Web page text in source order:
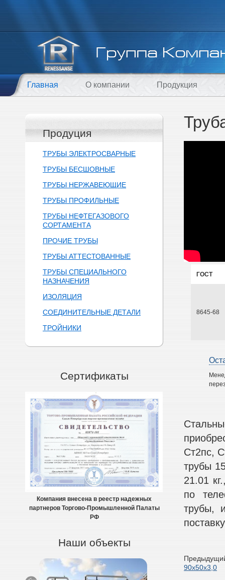
Главная О компании Продукция
Продуция
ТРУБЫ ЭЛЕКТРОСВАРНЫЕ
ТРУБЫ БЕСШОВНЫЕ
ТРУБЫ НЕРЖАВЕЮЩИЕ
ТРУБЫ ПРОФИЛЬНЫЕ
ТРУБЫ НЕФТЕГАЗОВОГО
СОРТАМЕНТА
ПРОЧИЕ ТРУБЫ
ТРУБЫ АТТЕСТОВАННЫЕ
ТРУБЫ СПЕЦИАЛЬНОГО
НАЗНАЧЕНИЯ
ИЗОЛЯЦИЯ
СОЕДИНИТЕЛЬНЫЕ ДЕТАЛИ
ТРОЙНИКИ
Сертификаты
Компания внесена в реестр надежных
партнеров Торгово-Промышленной Палаты
РФ
Наши объекты
ГОСТ
8645-68
Ст2пс,
трубы
21.01
по
трубы,
90х50х3,0